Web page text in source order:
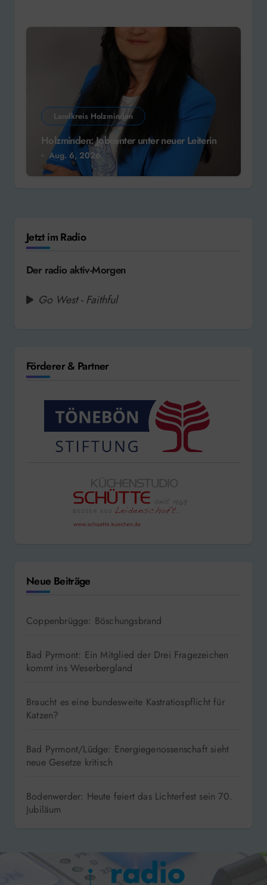
Landkreis Holzminden
Holzminden: Jobcenter unter neuer Leiterin
Aug. 6, 2026
Jetzt im Radio
Der radio aktiv-Morgen
Go West - Faithful
Förderer & Partner
Neue Beiträge
Coppenbrügge: Böschungsbrand
Bad Pyrmont: Ein Mitglied der Drei Fragezeichen
kommt ins Weserbergland
Braucht es eine bundesweite Kastratiospflicht für
Katzen?
Bad Pyrmont/Lüdge: Energiegenossenschaft sieht
neue Gesetze kritisch
Bodenwerder: Heute feiert das Lichterfest sein 70.
Jubiläum